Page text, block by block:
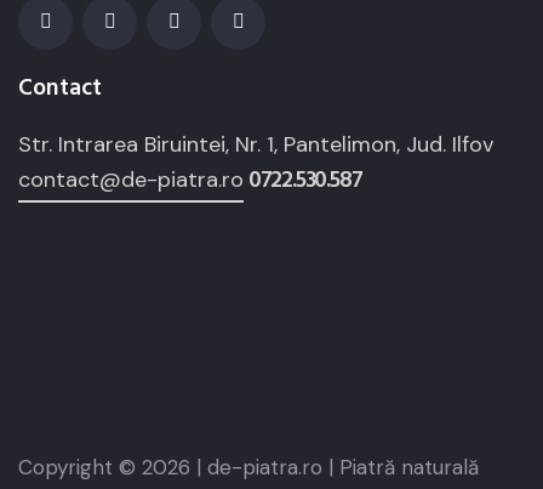
Contact
Str. Intrarea Biruintei, Nr. 1, Pantelimon, Jud. Ilfov
contact@de-piatra.ro 0722.530.587
Copyright © 2026 | de-piatra.ro | Piatră naturală